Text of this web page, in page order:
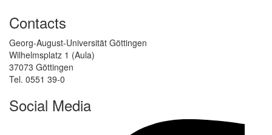
Contacts
Georg-August-Universität Göttingen
Wilhelmsplatz 1 (Aula)
37073 Göttingen
Tel. 0551 39-0
Social Media